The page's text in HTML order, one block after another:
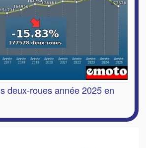
deux-roues année 2025 en